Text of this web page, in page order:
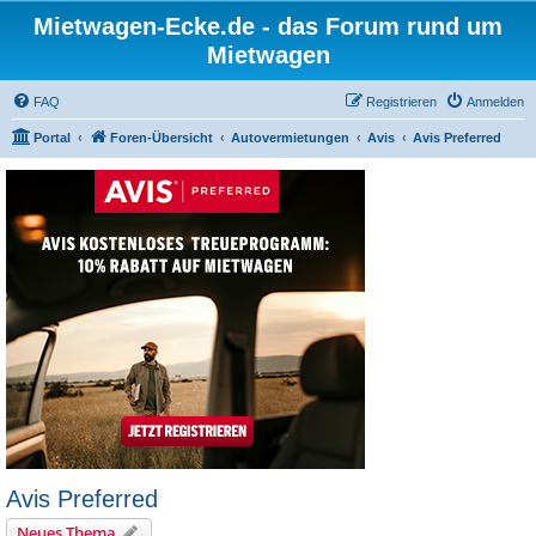
Mietwagen-Ecke.de - das Forum rund um
Mietwagen
FAQ Anmelden
Registrieren
Portal Foren-Übersicht Autovermietungen Avis Avis Preferred
Avis Preferred